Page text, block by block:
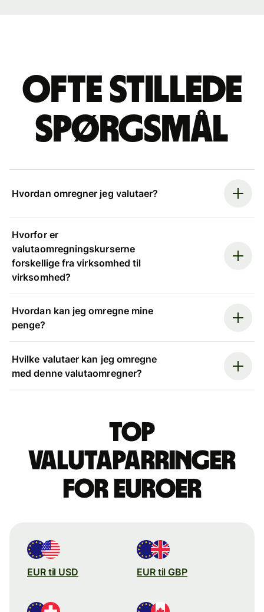
Ofte stillede
spørgsmål
Hvordan omregner jeg valutaer?
Hvorfor er
valutaomregningskurserne
forskellige fra virksomhed til
virksomhed?
Hvordan kan jeg omregne mine
penge?
Hvilke valutaer kan jeg omregne
med denne valutaomregner?
Top
valutaparringer
for euroer
EUR til USD EUR til GBP